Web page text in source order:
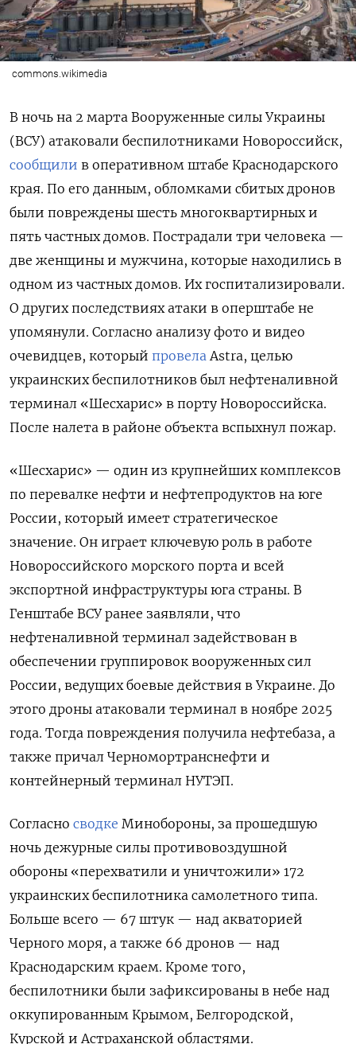
commons.wikimedia
В ночь на 2 марта Вооруженные силы Украины
(ВСУ) атаковали беспилотниками Новороссийск,
сообщили в оперативном штабе Краснодарского
края. По его данным, обломками сбитых дронов
были повреждены шесть многоквартирных и
пять частных домов. Пострадали три человека —
две женщины и мужчина, которые находились в
одном из частных домов. Их госпитализировали.
О других последствиях атаки в оперштабе не
упомянули. Согласно анализу фото и видео
очевидцев, который провела Astra, целью
украинских беспилотников был нефтеналивной
терминал «Шесхарис» в порту Новороссийска.
После налета в районе объекта вспыхнул пожар.
«Шесхарис» — один из крупнейших комплексов
по перевалке нефти и нефтепродуктов на юге
России, который имеет стратегическое
значение. Он играет ключевую роль в работе
Новороссийского морского порта и всей
экспортной инфраструктуры юга страны. В
Генштабе ВСУ ранее заявляли, что
нефтеналивной терминал задействован в
обеспечении группировок вооруженных сил
России, ведущих боевые действия в Украине. До
этого дроны атаковали терминал в ноябре 2025
года. Тогда повреждения получила нефтебаза, а
также причал Черномортранснефти и
контейнерный терминал НУТЭП.
Согласно сводке Минобороны, за прошедшую
ночь дежурные силы противовоздушной
обороны «перехватили и уничтожили» 172
украинских беспилотника самолетного типа.
Больше всего — 67 штук — над акваторией
Черного моря, а также 66 дронов — над
Краснодарским краем. Кроме того,
беспилотники были зафиксированы в небе над
оккупированным Крымом, Белгородской,
Курской и Астраханской областями.